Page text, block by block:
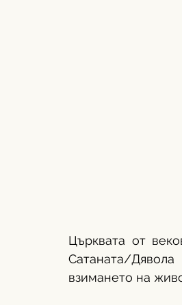
Църквата от
Сатаната/
взимането на